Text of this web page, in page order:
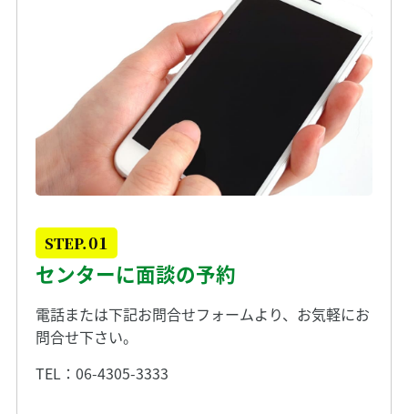
STEP.01
センターに面談の予約
電話または下記お問合せフォームより、お気軽にお
問合せ下さい。
TEL： 06-4305-3333